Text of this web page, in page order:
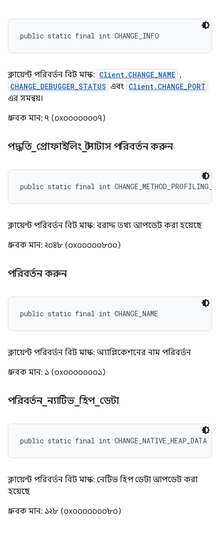
public static final int CHANGE_INFO
ক্লায়েন্ট পরিবর্তন বিট মাস্ক: Client.CHANGE_NAME ,
CHANGE_DEBUGGER_STATUS এবং Client.CHANGE_PORT
এর সমন্বয়।
ধ্রুবক মান: ৭ (০x০০০০০০০৭)
পদ্ধতি_ প্রোফাইলিং _স্ট্যাটাস পরিবর্তন করুন
public static final int
ক্লায়েন্ট পরিবর্তন বিট মাস্ক: বরাদ্দ তথ্য আপডেট করা হয়েছে
ধ্রুবক মান: ২০৪৮ (০x০০০০০৮০০)
পরিবর্তন করুন
public static final int CHANGE_NAME
ক্লায়েন্ট পরিবর্তন বিট মাস্ক: অ্যাপ্লিকেশনের নাম পরিবর্তন
ধ্রুবক মান: ১ (০x০০০০০০০১)
পরিবর্তন_ ন্যাটিভ_হিপ_ ডেটা
public static final int CHANGE_NATIVE_HEAP_DATA
ক্লায়েন্ট পরিবর্তন বিট মাস্ক: নেটিভ হিপ ডেটা আপডেট করা
হয়েছে
ধ্রুবক মান: ১২৮ (০x০০০০০০০৮০)